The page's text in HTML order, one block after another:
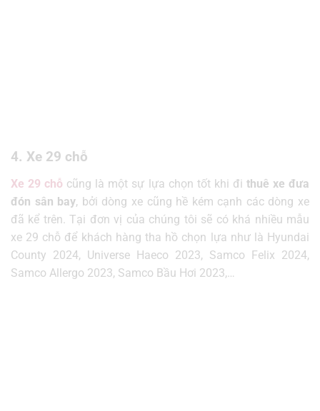
4. Xe 29 chỗ
Xe 29 chỗ cũng là một sự lựa chọn tốt khi đi thuê xe đưa
đón sân bay, bởi dòng xe cũng hề kém cạnh các dòng xe
đã kể trên.Tại đơn vị của chúng tôi sẽ có khá nhiều mẫu
xe 29 chỗ để khách hàng tha hồ chọn lựa như là Hyundai
County 2024, Universe Haeco 2023, Samco Felix 2024,
Samco Allergo 2023, Samco Bầu Hơi 2023,…